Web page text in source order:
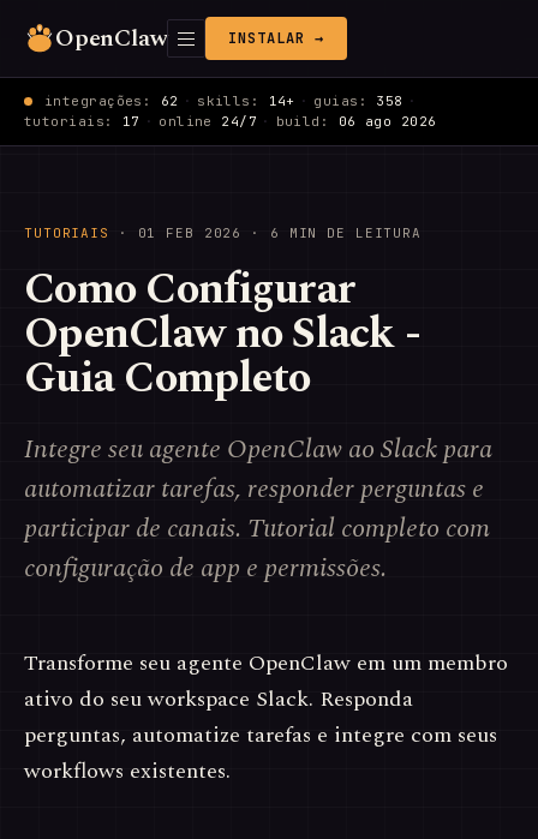
OpenClaw INSTALAR →
integrações: 62 · skills: 14+ · guias: 358 ·
tutoriais: 17 · online 24/7 · build: 06 ago 2026
TUTORIAIS · 01 FEB 2026 · 6 MIN DE LEITURA
Como Configurar
OpenClaw no Slack -
Guia Completo
Integre seu agente OpenClaw ao Slack para
automatizar tarefas, responder perguntas e
participar de canais. Tutorial completo com
configuração de app e permissões.
Transforme seu agente OpenClaw em um membro
ativo do seu workspace Slack. Responda
perguntas, automatize tarefas e integre com seus
workflows existentes.